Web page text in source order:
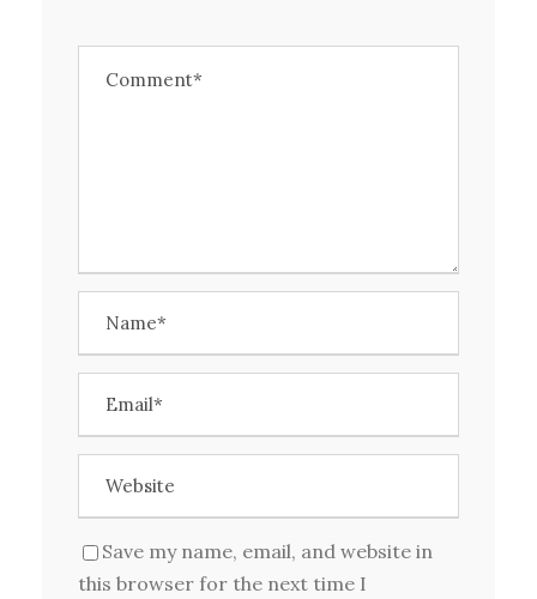
Save my name, email, and website in
this browser for the next time I